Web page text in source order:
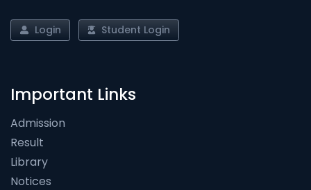
Login Student Login
Important Links
Admission
Result
Library
Notices